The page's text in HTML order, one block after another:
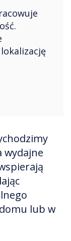
wydajne
lub w